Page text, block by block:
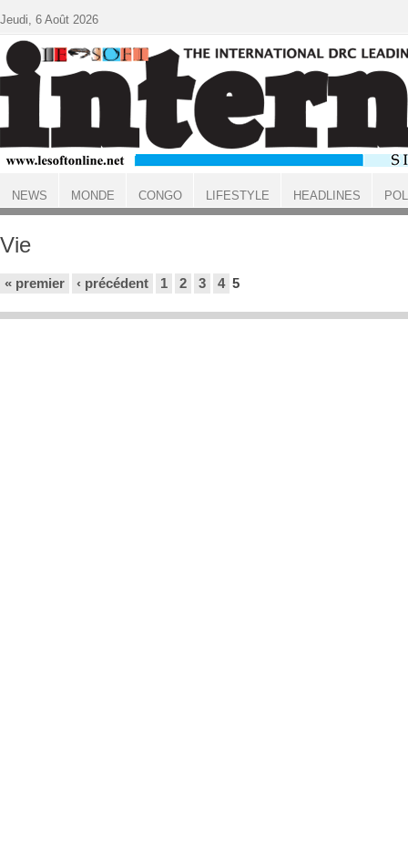
ACCUEIL
Vie
« premier ‹ précédent 1 2 3 4 5
Jeudi, 6 Août 2026
NEWS MONDE CONGO LIFESTYLE HEADLINES